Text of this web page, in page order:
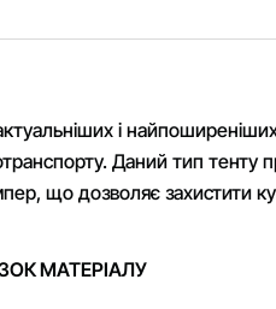
і
Даний тип тенту
що дозволяє захистити
МАТЕРІАЛУ